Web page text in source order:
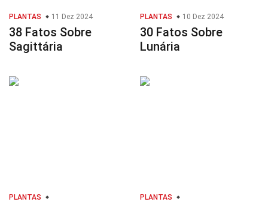
PLANTAS 11 Dez 2024
38 Fatos Sobre
Sagittária
PLANTAS 10 Dez 2024
30 Fatos Sobre
Lunária
PLANTAS PLANTAS